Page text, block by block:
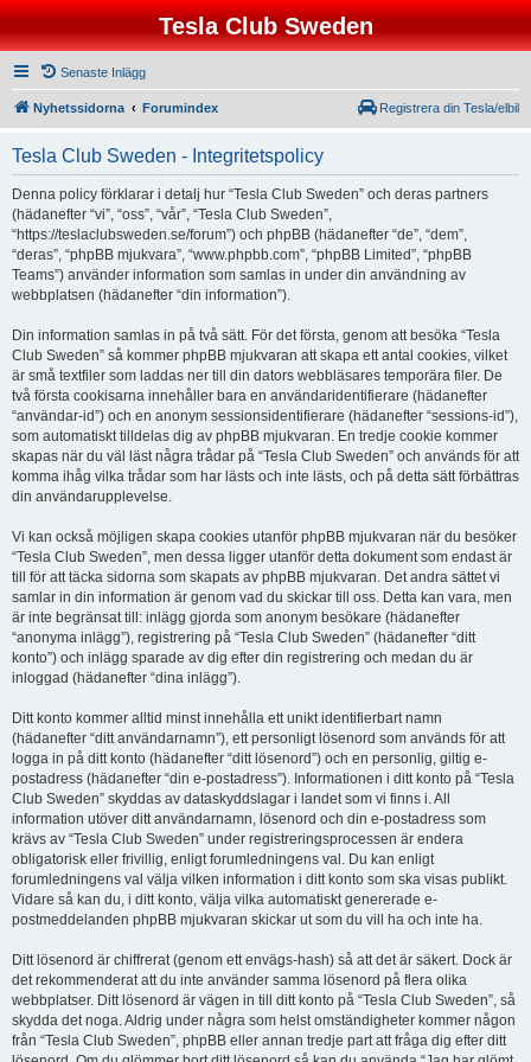
Tesla Club Sweden
Senaste Inlägg
Nyhetssidorna Forumindex Registrera din Tesla/elbil
Tesla Club Sweden - Integritetspolicy
Denna policy förklarar i detalj hur “Tesla Club Sweden” och deras partners
(hädanefter “vi”, “oss”, “vår”, “Tesla Club Sweden”,
“https://teslaclubsweden.se/forum”) och phpBB (hädanefter “de”, “dem”,
“deras”, “phpBB mjukvara”, “www.phpbb.com”, “phpBB Limited”, “phpBB
Teams”) använder information som samlas in under din användning av
webbplatsen (hädanefter “din information”).
Din information samlas in på två sätt. För det första, genom att besöka “Tesla
Club Sweden” så kommer phpBB mjukvaran att skapa ett antal cookies, vilket
är små textfiler som laddas ner till din dators webbläsares temporära filer. De
två första cookisarna innehåller bara en användaridentifierare (hädanefter
“användar-id”) och en anonym sessionsidentifierare (hädanefter “sessions-id”),
som automatiskt tilldelas dig av phpBB mjukvaran. En tredje cookie kommer
skapas när du väl läst några trådar på “Tesla Club Sweden” och används för att
komma ihåg vilka trådar som har lästs och inte lästs, och på detta sätt förbättras
din användarupplevelse.
Vi kan också möjligen skapa cookies utanför phpBB mjukvaran när du besöker
“Tesla Club Sweden”, men dessa ligger utanför detta dokument som endast är
till för att täcka sidorna som skapats av phpBB mjukvaran. Det andra sättet vi
samlar in din information är genom vad du skickar till oss. Detta kan vara, men
är inte begränsat till: inlägg gjorda som anonym besökare (hädanefter
“anonyma inlägg”), registrering på “Tesla Club Sweden” (hädanefter “ditt
konto”) och inlägg sparade av dig efter din registrering och medan du är
inloggad (hädanefter “dina inlägg”).
Ditt konto kommer alltid minst innehålla ett unikt identifierbart namn
(hädanefter “ditt användarnamn”), ett personligt lösenord som används för att
logga in på ditt konto (hädanefter “ditt lösenord”) och en personlig, giltig e-
postadress (hädanefter “din e-postadress”). Informationen i ditt konto på “Tesla
Club Sweden” skyddas av dataskyddslagar i landet som vi finns i. All
information utöver ditt användarnamn, lösenord och din e-postadress som
krävs av “Tesla Club Sweden” under registreringsprocessen är endera
obligatorisk eller frivillig, enligt forumledningens val. Du kan enligt
forumledningens val välja vilken information i ditt konto som ska visas publikt.
Vidare så kan du, i ditt konto, välja vilka automatiskt genererade e-
postmeddelanden phpBB mjukvaran skickar ut som du vill ha och inte ha.
Ditt lösenord är chiffrerat (genom ett envägs-hash) så att det är säkert. Dock är
det rekommenderat att du inte använder samma lösenord på flera olika
webbplatser. Ditt lösenord är vägen in till ditt konto på “Tesla Club Sweden”, så
skydda det noga. Aldrig under några som helst omständigheter kommer någon
från “Tesla Club Sweden”, phpBB eller annan tredje part att fråga dig efter ditt